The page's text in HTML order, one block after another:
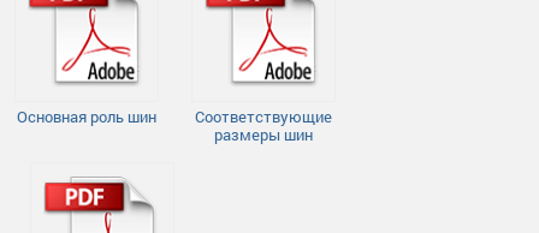
Основная роль шин
Соответствующие
размеры шин